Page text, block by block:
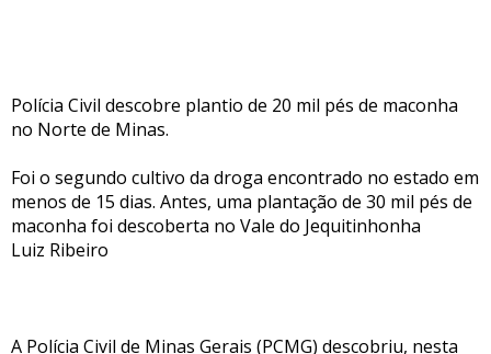
Polícia Civil descobre plantio de 20 mil pés de maconha
no Norte de Minas.
Foi o segundo cultivo da droga encontrado no estado em
menos de 15 dias. Antes, uma plantação de 30 mil pés de
maconha foi descoberta no Vale do Jequitinhonha
Luiz Ribeiro
A Polícia Civil de Minas Gerais (PCMG) descobriu, nesta